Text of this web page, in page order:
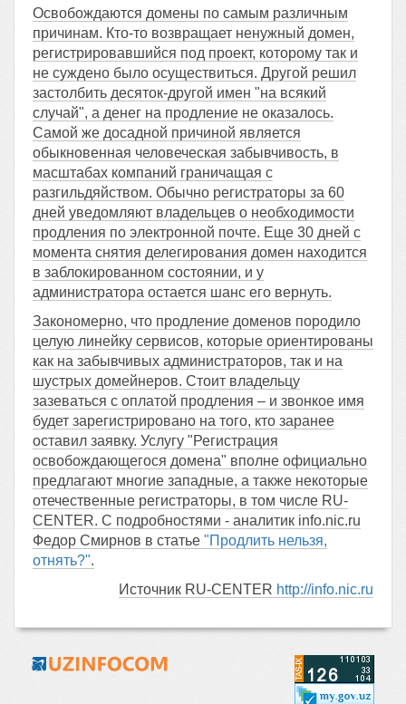
Освобождаются домены по самым различным
причинам. Кто-то возвращает ненужный домен,
регистрировавшийся под проект, которому так и
не суждено было осуществиться. Другой решил
застолбить десяток-другой имен "на всякий
случай", а денег на продление не оказалось.
Самой же досадной причиной является
обыкновенная человеческая забывчивость, в
масштабах компаний граничащая с
разгильдяйством. Обычно регистраторы за 60
дней уведомляют владельцев о необходимости
продления по электронной почте. Еще 30 дней с
момента снятия делегирования домен находится
в заблокированном состоянии, и у
администратора остается шанс его вернуть.
Закономерно, что продление доменов породило
целую линейку сервисов, которые ориентированы
как на забывчивых администраторов, так и на
шустрых домейнеров. Стоит владельцу
зазеваться с оплатой продления – и звонкое имя
будет зарегистрировано на того, кто заранее
оставил заявку. Услугу "Регистрация
освобождающегося домена" вполне официально
предлагают многие западные, а также некоторые
отечественные регистраторы, в том числе RU-
CENTER. С подробностями - аналитик info.nic.ru
Федор Смирнов в статье "Продлить нельзя,
отнять?".
Источник RU-CENTER http://info.nic.ru